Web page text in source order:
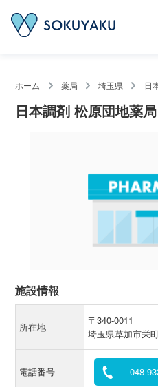
ホーム 薬局 埼玉県 日
日本調剤 松原団地薬局
施設情報
所在地
〒340-0011
埼玉県草加市栄
電話番号 048-